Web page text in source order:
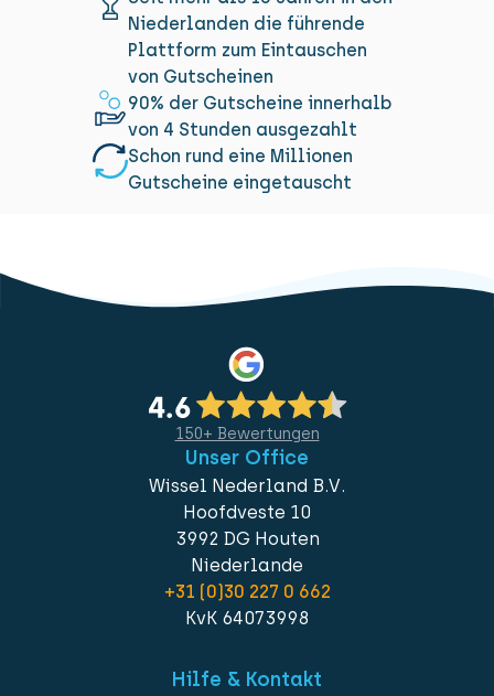
Niederlanden die führende
Plattform zum Eintauschen
von Gutscheinen
90% der Gutscheine innerhalb
von 4 Stunden ausgezahlt
Schon rund eine Millionen
Gutscheine eingetauscht
150+ Bewertungen
Unser Office
Wissel Nederland B.V.
Hoofdveste 10
3992 DG Houten
Niederlande
+31 (0)30 227 0 662
KvK 64073998
Hilfe & Kontakt